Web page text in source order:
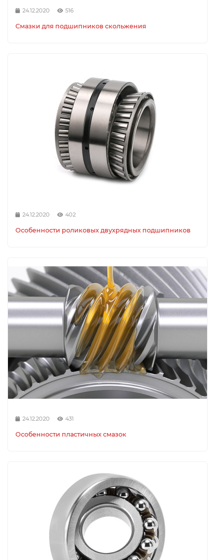
24.12.2020 516
Смазки для подшипников скольжения
24.12.2020 402
Особенности роликовых двухрядных подшипников
24.12.2020 431
Особенности пластичных смазок